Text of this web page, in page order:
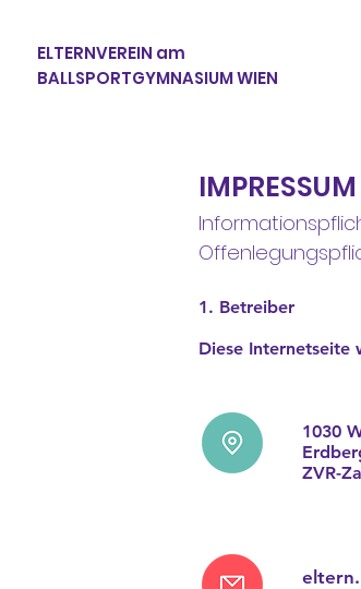
ELTERNVEREIN am
BALLSPORTGYMNASIUM WIEN
1. Betreiber
Diese Internetseite
1030
ZVR-Zahl